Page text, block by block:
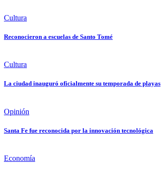
Cultura
Reconocieron a escuelas de Santo Tomé
Cultura
La ciudad inauguró oficialmente su temporada de playas
Opinión
Santa Fe fue reconocida por la innovación tecnológica
Economía